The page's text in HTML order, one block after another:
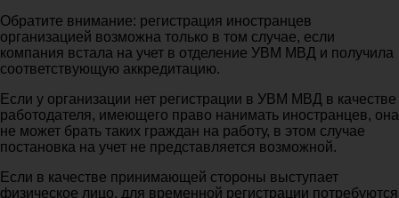
Обратите внимание: регистрация иностранцев
организацией возможна только в том случае, если
компания встала на учет в отделение УВМ МВД и получила
соответствующую аккредитацию.
Если у организации нет регистрации в УВМ МВД в качестве
работодателя, имеющего право нанимать иностранцев, она
не может брать таких граждан на работу, в этом случае
постановка на учет не представляется возможной.
Если в качестве принимающей стороны выступает
физическое лицо, для временной регистрации потребуются